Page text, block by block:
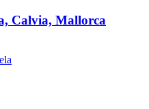
Calvia, Mallorca